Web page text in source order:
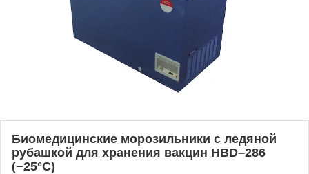
Биомедицинские морозильники с ледяной
рубашкой для хранения вакцин HBD–286
(−25°C)